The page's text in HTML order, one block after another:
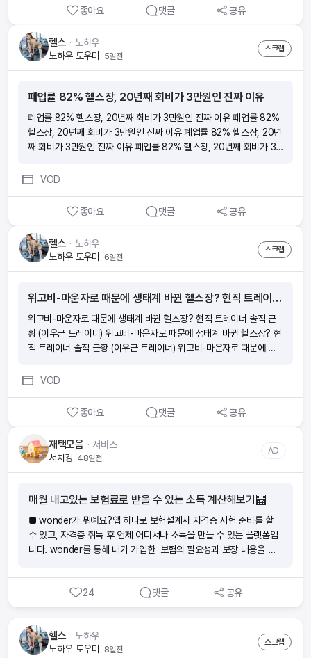
좋아요 댓글 공유
헬스 ᆞ 노하우
노하우 도우미
5일전
스크랩
폐업률 82% 헬스장, 20년째 회비가 3만원인 진짜 이유
폐업률 82% 헬스장, 20년째 회비가 3만원인 진짜 이유 폐업률 82%
헬스장, 20년째 회비가 3만원인 진짜 이유 폐업률 82% 헬스장, 20년
째 회비가 3만원인 진짜 이유 폐업률 82% 헬스장, 20년째 회비가 3
VOD
좋아요 댓글 공유
헬스 ᆞ 노하우
노하우 도우미 6일전
스크랩
위고비-마운자로 때문에 생태계 바뀐 헬스장? 현직 트레이너 솔직 근황 (이우근 트레이너)
위고비-마운자로 때문에 생태계 바뀐 헬스장? 현직 트레이너 솔직 근
황 (이우근 트레이너) 위고비-마운자로 때문에 생태계 바뀐 헬스장? 현
직 트레이너 솔직 근황 (이우근 트레이너) 위고비-마운자로 때문에 생
비-마운자로 때문에 생태계 바뀐 헬스장? 현직 트레이너 솔직 근황 (이
VOD
좋아요 댓글 공유
재택모음 ᆞ 서비스
서치킹 48일전
AD
매월 내고있는 보험료로 받을 수 있는 소득 계산해보기🧮
■ wonder가 뭐예요?앱 하나로 보험설계사 자격증 시험 준비를 할
수 있고, 자격증 취득 후 언제 어디서나 소득을 만들 수 있는 플랫폼입
니다. wonder를 통해 내가 가입한 보험의 필요성과 보장 내용을 이
더 편리하게! ‘ wonder앱으로 하면 지출이었던 보험료가 소득이 돼요.
■ 요즘 보험 부업이 많던데요 wonder의 장점은 뭔가요?(1)내 라
이프스타일에 방해되지 않게 스스로 자격증 준비가 가능해요. 휴먼압
는 회사가 부담해요.(3)자격증을 취득하면 출근 없이 앱 하나로 소득을
만들 수 있어요.(4)시작부터 함께하는 전문 매니저가 전 과정을 도와드
24 댓글 공유
헬스 ᆞ 노하우
노하우 도우미 8일전
스크랩